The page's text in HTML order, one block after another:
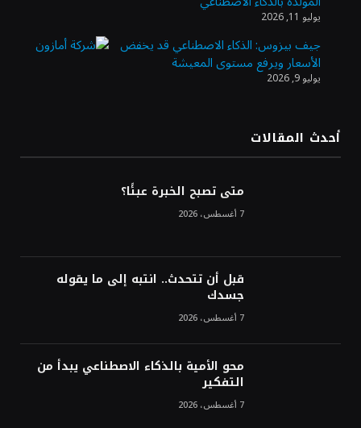
الذهب يسجل أعلى مستوى في أسبوعين بدعم
من تراجع الدولار
الدولار الأمريكي يتراجع قرب أدنى مستوياته
ترقب تطورات الوساطة بشأن الحرب
يوليو 11, 2026
جيف بيزوس: الذكاء الاصطناعي قد يخفض
الأسعار ويرفع مستوى المعيشة
يوليو 9, 2026
أحدث المقالات
متى تصبح الخبرة عبئًا؟
7 أغسطس، 2026
قبل أن تتحدث.. انتبه إلى ما يقوله
جسدك
7 أغسطس، 2026
محو الأمية بالذكاء الاصطناعي يبدأ من
التفكير
7 أغسطس، 2026